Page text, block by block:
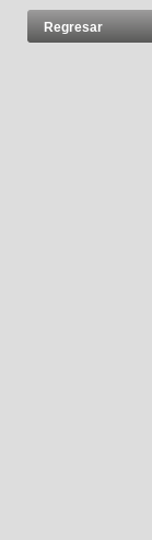
Regresar